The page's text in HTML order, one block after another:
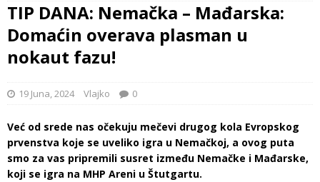
TIP DANA: Nemačka – Mađarska:
Domaćin overava plasman u
nokaut fazu!
19 Juna, 2024 Vlajko 0
Već od srede nas očekuju mečevi drugog kola Evropskog
prvenstva koje se uveliko igra u Nemačkoj, a ovog puta
smo za vas pripremili susret između Nemačke i Mađarske,
koji se igra na MHP Areni u Štutgartu.